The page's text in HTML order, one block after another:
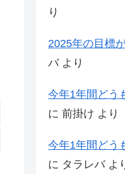
り
2025年の目標
バより
今年1年間どう
に 前掛け より
今年1年間どう
に タラレバよ